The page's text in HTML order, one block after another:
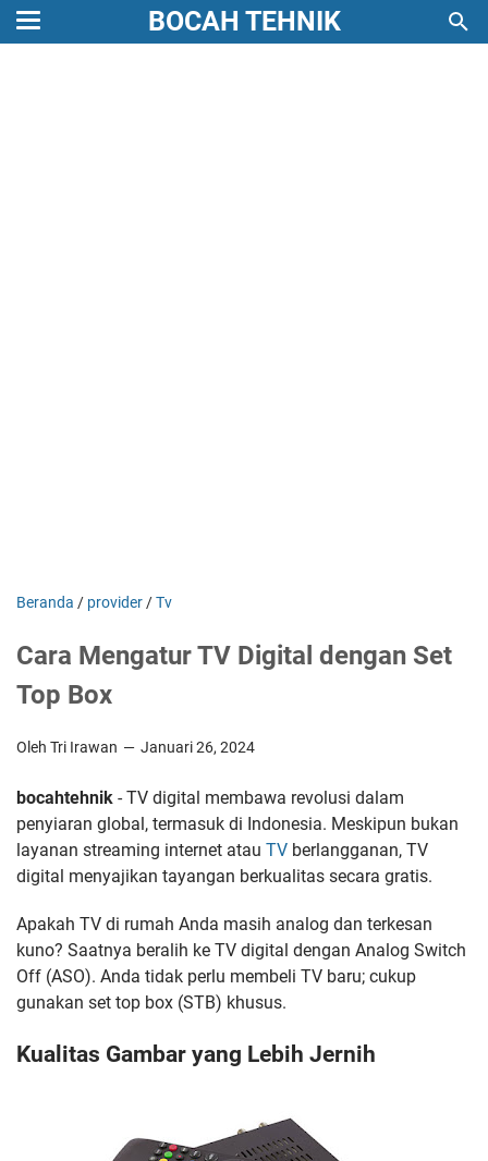
BOCAH TEHNIK
Beranda / provider /Tv
Cara Mengatur TV Digital dengan Set
Top Box
Oleh Tri Irawan Januari 26, 2024
bocahtehnik - TV digital membawa revolusi dalam
penyiaran global, termasuk di Indonesia. Meskipun bukan
layanan streaming internet atau TV berlangganan, TV
digital menyajikan tayangan berkualitas secara gratis.
Apakah TV di rumah Anda masih analog dan terkesan
kuno? Saatnya beralih ke TV digital dengan Analog Switch
Off (ASO). Anda tidak perlu membeli TV baru; cukup
gunakan set top box (STB) khusus.
Kualitas Gambar yang Lebih Jernih